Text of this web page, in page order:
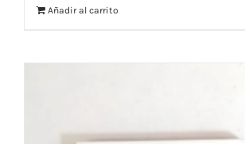
Añadir al carrito